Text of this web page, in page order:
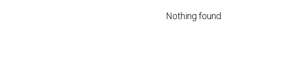
Nothing found